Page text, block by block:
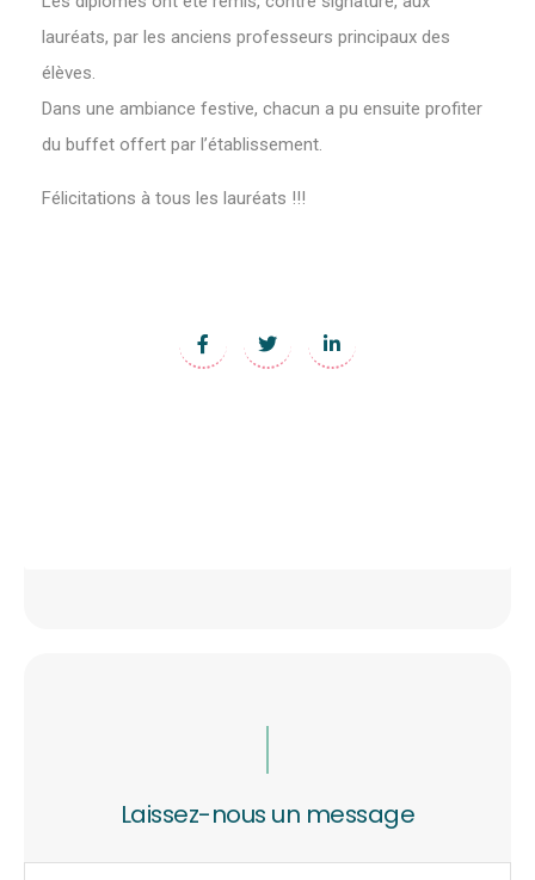
lauréats, par les anciens professeurs principaux des
élèves.
Dans une ambiance festive, chacun a pu ensuite profiter
du buffet offert par l’établissement.
Félicitations à tous les lauréats !!!
Laissez-nous un message